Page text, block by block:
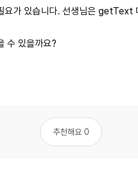
가 있습니다. 선생님은 getText
수 있을까요?
추천해요 0